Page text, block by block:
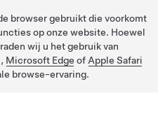
browser gebruikt die voorkomt
op onze website. Hoewel
wij u het gebruik van
, Microsoft Edge of Apple Safari
browse-ervaring.